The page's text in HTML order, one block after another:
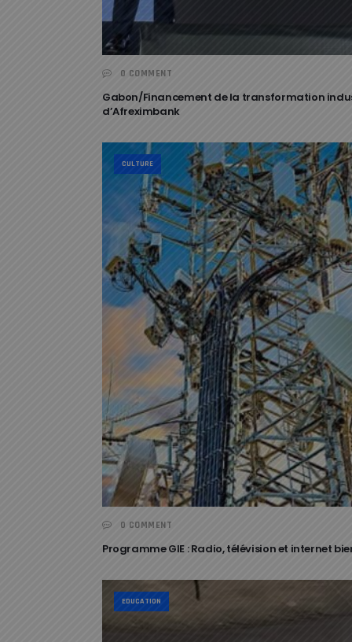
0 COMMENT
Gabon/Financement de la transformation
d’Afreximbank
CULTURE
0 COMMENT
Programme GIE : Radio, télévision et internet
EDUCATION